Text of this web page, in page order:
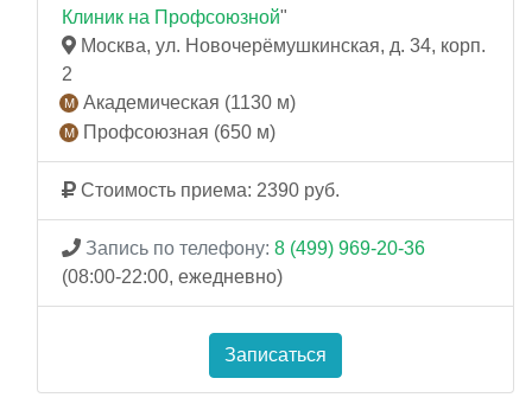
Клиник на Профсоюзной"
Москва, ул. Новочерёмушкинская, д. 34, корп.
2
Академическая (1130 м)
Профсоюзная (650 м)
Стоимость приема: 2390 руб.
Запись по телефону: 8 (499) 969-20-36
(08:00-22:00, ежедневно)
Записаться